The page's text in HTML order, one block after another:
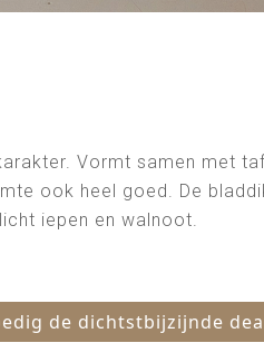
Vormt samen met
ook heel goed. De
iepen en walnoot.
de dichtstbijzijnde